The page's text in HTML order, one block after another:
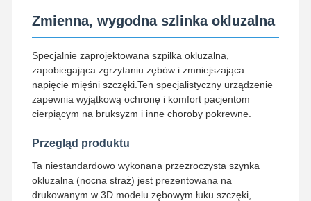
Zmienna, wygodna szlinka okluzalna
Specjalnie zaprojektowana szpilka okluzalna,
zapobiegająca zgrzytaniu zębów i zmniejszająca
napięcie mięśni szczęki.Ten specjalistyczny urządzenie
zapewnia wyjątkową ochronę i komfort pacjentom
cierpiącym na bruksyzm i inne choroby pokrewne.
Przegląd produktu
Ta niestandardowo wykonana przezroczysta szynka
okluzalna (nocna straż) jest prezentowana na
drukowanym w 3D modelu zębowym łuku szczęki,